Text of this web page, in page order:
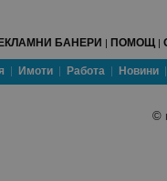
БАНЕРИ | ПОМОЩ |
Имоти Работа Новини
©